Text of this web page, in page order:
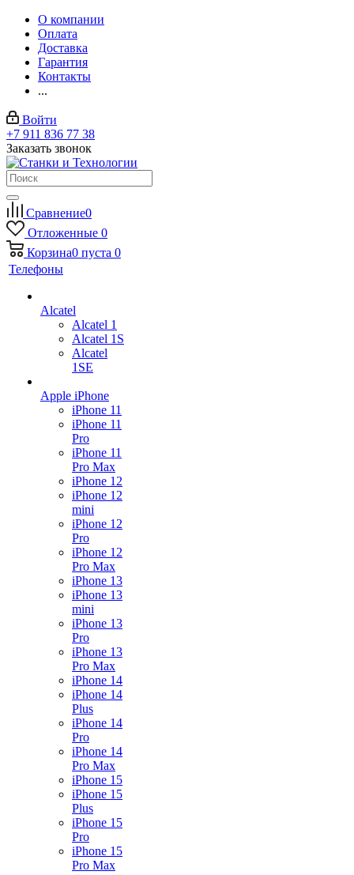
О компании
Оплата
Доставка
Гарантия
Контакты
...
Войти
+7 911 836 77 38
Заказать звонок
Сравнение0
Отложенные 0
Корзина0 пуста 0
Телефоны
Alcatel
Alcatel 1
Alcatel 1S
Alcatel
1SE
Apple iPhone
iPhone 11
iPhone 11
Pro
iPhone 11
Pro Max
iPhone 12
iPhone 12
mini
iPhone 12
Pro
iPhone 12
Pro Max
iPhone 13
iPhone 13
mini
iPhone 13
Pro
iPhone 13
Pro Max
iPhone 14
iPhone 14
Plus
iPhone 14
Pro
iPhone 14
Pro Max
iPhone 15
iPhone 15
Plus
iPhone 15
Pro
iPhone 15
Pro Max